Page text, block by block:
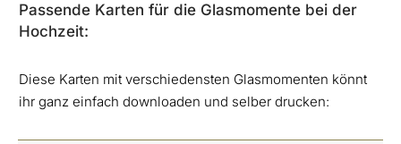
Passende Karten für die Glasmomente bei der
Hochzeit:
Diese Karten mit verschiedensten Glasmomenten könnt
ihr ganz einfach downloaden und selber drucken: